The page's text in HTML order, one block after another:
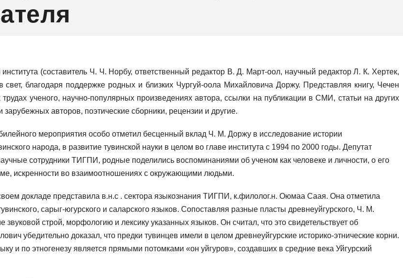
(составитель Ч. Ч. Норбу, ответственный редактор В. Д. Март-оол, научный редактор Л. К. Хертек,
благодаря поддержке родных и близких Чургуй-оола Михайловича Доржу. Представляя книгу, Чечен
ученого, научно-популярных произведениях автора, ссылки на публикации в СМИ, статьи на других
авторов, поэтические сборники, рецензии и другие.
мероприятия особо отметил бесценный вклад Ч. М. Доржу в исследование истории
народа, в развитие тувинской науки в целом во главе института с 1994 по 2000 годы. Депутат
сотрудники ТИГПИ, родные поделились воспоминаниями об ученом как человеке и личности, о его
искренности во взаимоотношениях с окружающими людьми.
докладе представила в.н.с . сектора языкознания ТИГПИ, к.филолог.н. Оюмаа Саая. Она отметила
сарыг-югурского и саларского языков. Сопоставляя разные пласты древнеуйгурского, Ч. М.
строй, морфологию и лексику указанных языков. Он считал, что это свидетельствует об
убедительно доказал, что предки тувинцев имели в целом древнеуйгурские историко-этнические корни.
и по этногенезу является прямыми потомками «он уйгуров», создавших в средние века Уйгурский